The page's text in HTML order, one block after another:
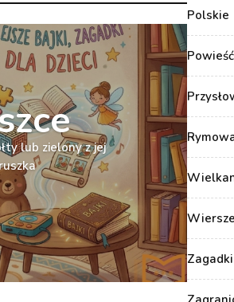
lub zielony z jej
Polskie
Powieść
Zagadki